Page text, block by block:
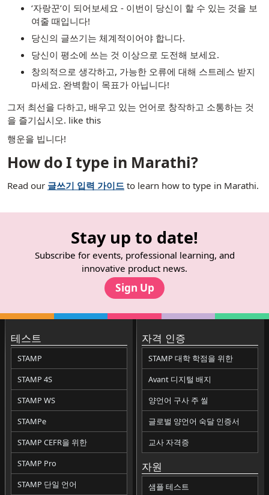
‘자랑꾼’이 되어보세요 - 이번이 당신이 할 수 있는 것을 보
여줄 때입니다!
당신의 글쓰기는 체계적이어야 합니다.
당신이 평소에 쓰는 것 이상으로 도전해 보세요.
창의적으로 생각하고, 가능한 오류에 대해 스트레스 받지
마세요. 완벽함이 목표가 아닙니다!
그저 최선을 다하고, 배우고 있는 언어로 창작하고 소통하는 것
을 즐기십시오. like this
행운을 빕니다!
How do I type in Marathi?
Read our 글쓰기 입력 가이드 to learn how to type in Marathi.
Stay up to date!
Subscribe for events, professional learning, and
innovative product news.
Sign Up
테스트
STAMP
STAMP 4S
STAMP WS
STAMPe
STAMP CEFR을 위한
STAMP Pro
STAMP 단일 언어
자격 인증
STAMP 대학 학점을 위한
Avant 디지털 배지
양언어 구사 주 씰
글로벌 양언어 숙달 인증서
교사 자격증
자원
샘플 테스트